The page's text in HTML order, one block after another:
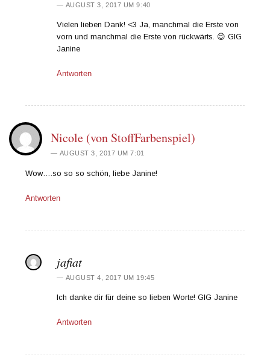
AUGUST 3, 2017 UM 9:40
Vielen lieben Dank! <3 Ja, manchmal die Erste von
vorn und manchmal die Erste von rückwärts. 😉 GlG
Janine
Antworten
Nicole (von StoffFarbenspiel)
AUGUST 3, 2017 UM 7:01
Wow….so so so schön, liebe Janine!
Antworten
jafiat
AUGUST 4, 2017 UM 19:45
Ich danke dir für deine so lieben Worte! GlG Janine
Antworten